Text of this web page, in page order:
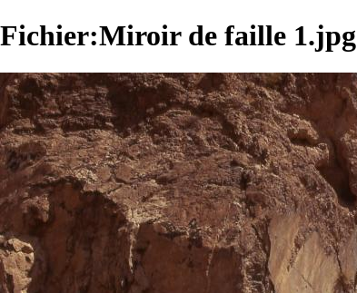
Fichier:Miroir de faille 1.jpg